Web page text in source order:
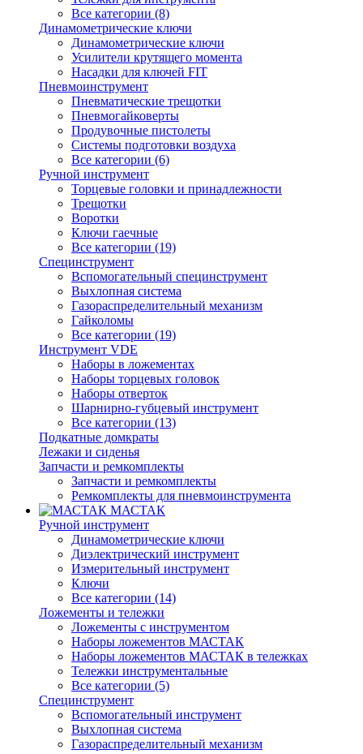
Все категории (8)
Динамометрические ключи
Динамометрические ключи
Усилители крутящего момента
Насадки для ключей FIT
Пневмоинструмент
Пневматические трещотки
Пневмогайковерты
Продувочные пистолеты
Системы подготовки воздуха
Все категории (6)
Ручной инструмент
Торцевые головки и принадлежности
Трещотки
Воротки
Ключи гаечные
Все категории (19)
Специнструмент
Вспомогательный специнструмент
Выхлопная система
Газораспределительный механизм
Гайколомы
Все категории (19)
Инструмент VDE
Наборы в ложементах
Наборы торцевых головок
Наборы отверток
Шарнирно-губцевый инструмент
Все категории (13)
Подкатные домкраты
Лежаки и сиденья
Запчасти и ремкомплекты
Запчасти и ремкомплекты
Ремкомплекты для пневмоинструмента
МАСТАК
Ручной инструмент
Динамометрические ключи
Диэлектрический инструмент
Измерительный инструмент
Ключи
Все категории (14)
Ложементы и тележки
Ложементы с инструментом
Наборы ложементов МАСТАК
Наборы ложементов МАСТАК в тележках
Тележки инструментальные
Все категории (5)
Специнструмент
Вспомогательный инструмент
Выхлопная система
Газораспределительный механизм